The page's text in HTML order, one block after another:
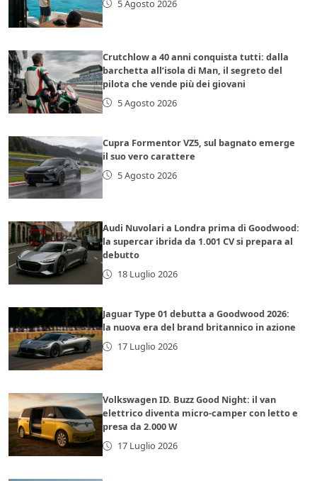
5 Agosto 2026
Crutchlow a 40 anni conquista tutti: dalla
barchetta all’isola di Man, il segreto del
pilota che vende più dei giovani
5 Agosto 2026
Cupra Formentor VZ5, sul bagnato emerge
il suo vero carattere
5 Agosto 2026
Audi Nuvolari a Londra prima di Goodwood:
la supercar ibrida da 1.001 CV si prepara al
debutto
18 Luglio 2026
Jaguar Type 01 debutta a Goodwood 2026:
la nuova era del brand britannico in azione
17 Luglio 2026
Volkswagen ID. Buzz Good Night: il van
elettrico diventa micro-camper con letto e
presa da 2.000 W
17 Luglio 2026